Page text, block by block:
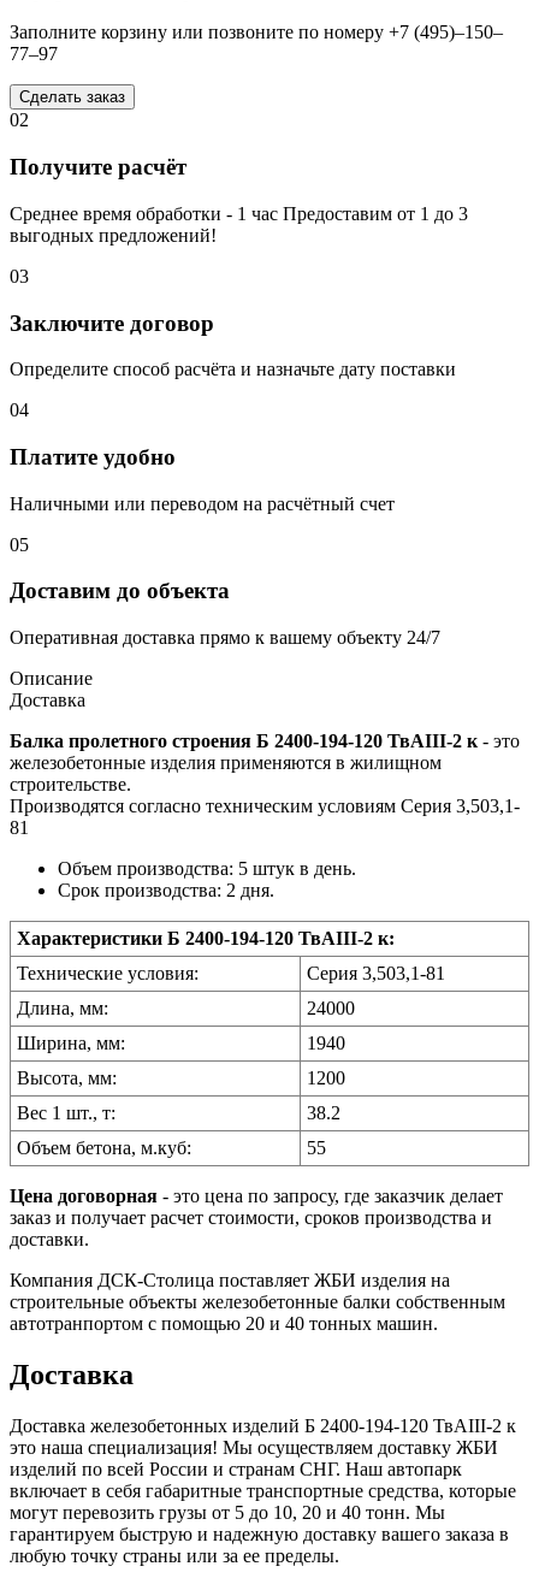
Заполните корзину или позвоните по номеру +7 (495)–150–
77–97
Сделать заказ
02
Получите расчёт
Среднее время обработки - 1 час Предоставим от 1 до 3
выгодных предложений!
03
Заключите договор
Определите способ расчёта и назначьте дату поставки
04
Платите удобно
Наличными или переводом на расчётный счет
05
Доставим до объекта
Оперативная доставка прямо к вашему объекту 24/7
Описание
Доставка
Балка пролетного строения Б 2400-194-120 ТвАIII-2 к - это
железобетонные изделия применяются в жилищном
строительстве.
Производятся согласно техническим условиям Серия 3,503,1-
81
Объем производства: 5 штук в день.
Срок производства: 2 дня.
Характеристики Б 2400-194-120 ТвАIII-2 к:
Технические условия:
Серия 3,503,1-81
Длина, мм:
24000
Ширина, мм:
1940
Высота, мм:
1200
Вес 1 шт., т:
38.2
Объем бетона, м.куб:
55
Цена договорная - это цена по запросу, где заказчик делает
заказ и получает расчет стоимости, сроков производства и
доставки.
Компания ДСК-Столица поставляет ЖБИ изделия на
строительные объекты железобетонные балки собственным
автотранпортом с помощью 20 и 40 тонных машин.
Доставка
Доставка железобетонных изделий Б 2400-194-120 ТвАIII-2 к
это наша специализация! Мы осуществляем доставку ЖБИ
изделий по всей России и странам СНГ. Наш автопарк
включает в себя габаритные транспортные средства, которые
могут перевозить грузы от 5 до 10, 20 и 40 тонн. Мы
гарантируем быструю и надежную доставку вашего заказа в
любую точку страны или за ее пределы.